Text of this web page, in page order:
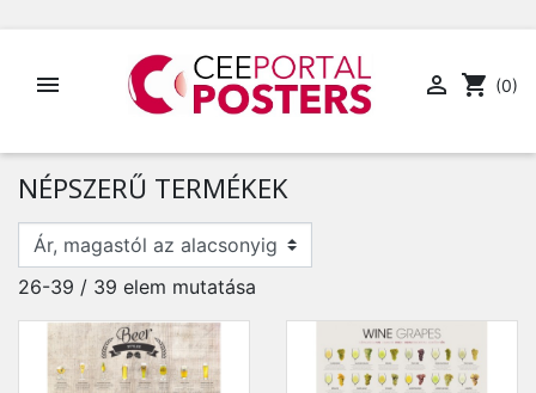
  shopping_cart (0)
NÉPSZERŰ TERMÉKEK
26-39 / 39 elem mutatása